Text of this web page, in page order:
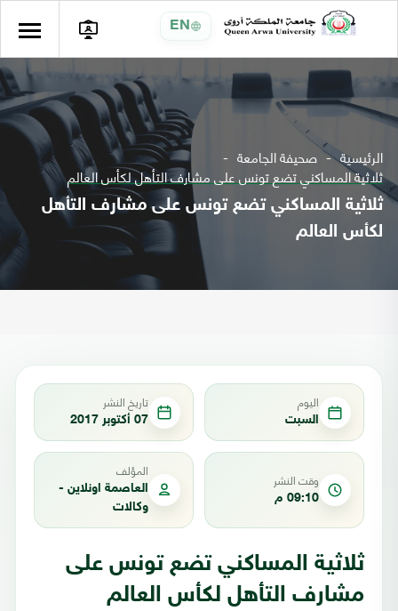
EN
الرئيسية صحيفة الجامعة
ثلاثية المساكني تضع تونس على مشارف التأهل لكأس العالم
ثلاثية المساكني تضع تونس على مشارف التأهل
لكأس العالم
اليوم
السبت
تاريخ النشر
07 أكتوبر 2017
وقت النشر
09:10 م
المؤلف
العاصمة اونلاين -
وكالات
ثلاثية المساكني تضع تونس على
مشارف التأهل لكأس العالم